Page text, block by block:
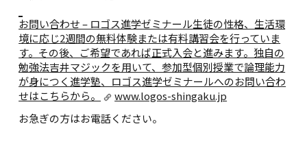
お問い合わせ – ロゴス進学ゼミナール生徒の性格、生活環
境に応じ2週間の無料体験または有料講習会を行っていま
す。その後、ご希望であれば正式入会と進みます。独自の
勉強法吉井マジックを用いて、参加型個別授業で論理能力
が身につく進学塾、ロゴス進学ゼミナールへのお問い合わ
せはこちらから。
www.logos-shingaku.jp
お急ぎの方はお電話ください。